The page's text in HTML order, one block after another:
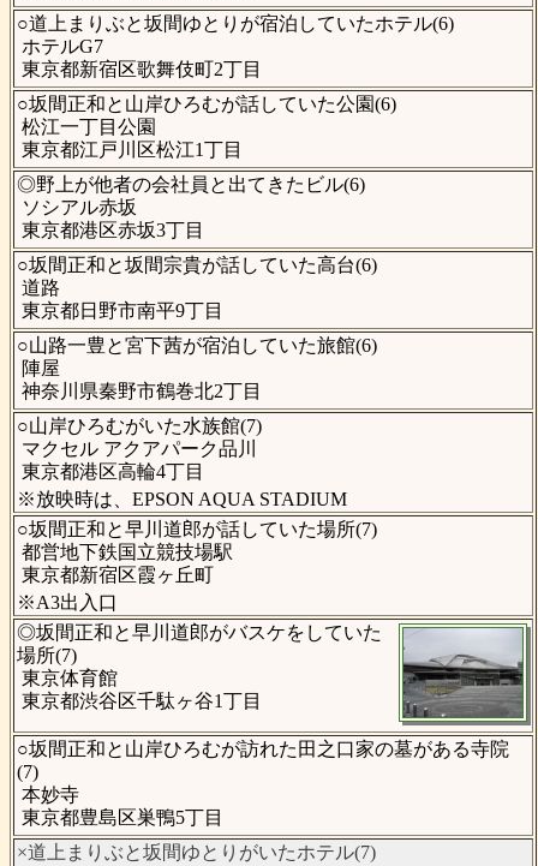
○道上まりぶと坂間ゆとりが宿泊していたホテル(6)
ホテルG7
東京都新宿区歌舞伎町2丁目
○坂間正和と山岸ひろむが話していた公園(6)
松江一丁目公園
東京都江戸川区松江1丁目
◎野上が他者の会社員と出てきたビル(6)
ソシアル赤坂
東京都港区赤坂3丁目
○坂間正和と坂間宗貴が話していた高台(6)
道路
東京都日野市南平9丁目
○山路一豊と宮下茜が宿泊していた旅館(6)
陣屋
神奈川県秦野市鶴巻北2丁目
○山岸ひろむがいた水族館(7)
マクセル アクアパーク品川
東京都港区高輪4丁目
※放映時は、EPSON AQUA STADIUM
○坂間正和と早川道郎が話していた場所(7)
都営地下鉄国立競技場駅
東京都新宿区霞ヶ丘町
※A3出入口
◎坂間正和と早川道郎がバスケをしていた
場所(7)
東京体育館
東京都渋谷区千駄ヶ谷1丁目
○坂間正和と山岸ひろむが訪れた田之口家の墓がある寺院
(7)
本妙寺
東京都豊島区巣鴨5丁目
×道上まりぶと坂間ゆとりがいたホテル(7)